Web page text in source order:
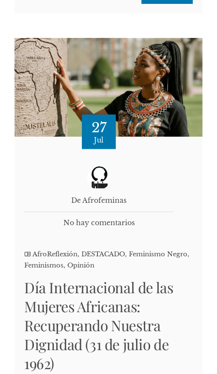
27
Jul
De Afrofeminas
No hay comentarios
AfroReflexión, DESTACADO, Feminismo Negro,
Feminismos, Opinión
Día Internacional de las
Mujeres Africanas:
Recuperando Nuestra
Dignidad (31 de julio de
1962)